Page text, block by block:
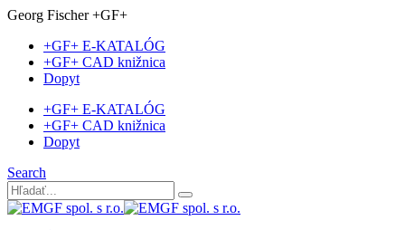
Georg Fischer +GF+
+GF+ E-KATALÓG
+GF+ CAD knižnica
Dopyt
+GF+ E-KATALÓG
+GF+ CAD knižnica
Dopyt
Search